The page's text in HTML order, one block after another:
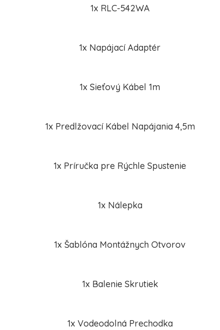
1x RLC-542WA
1x Napájací Adaptér
1x Sieťový Kábel 1m
1x Predlžovací Kábel Napájania 4,5m
1x Príručka pre Rýchle Spustenie
1x Nálepka
1x Šablóna Montážnych Otvorov
1x Balenie Skrutiek
1x Vodeodolná Prechodka